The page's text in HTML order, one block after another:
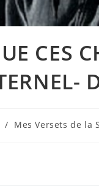
CES
/ Mes Versets de la